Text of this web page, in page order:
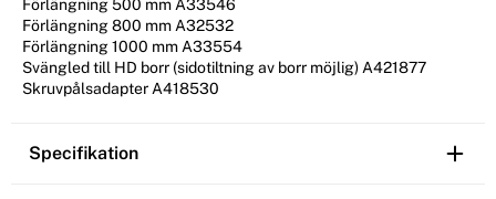
Förlängning 500 mm A33546
Förlängning 800 mm A32532
Förlängning 1000 mm A33554
Svängled till HD borr (sidotiltning av borr möjlig) A421877
Skruvpålsadapter A418530
Specifikation